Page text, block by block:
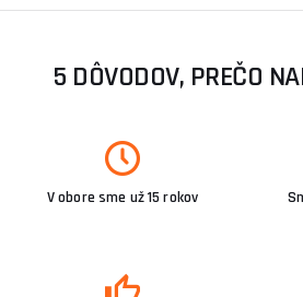
5 DÔVODOV, PREČO
V obore sme už 15 rokov